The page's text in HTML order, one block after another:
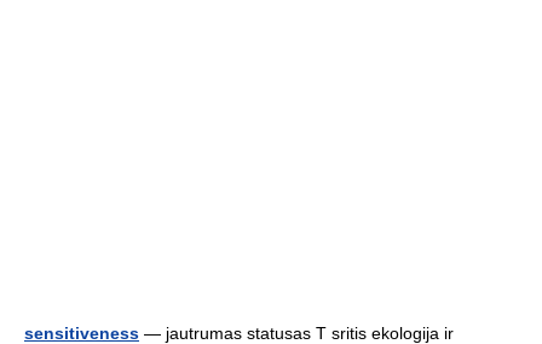
sensitiveness — jautrumas statusas T sritis ekologija ir